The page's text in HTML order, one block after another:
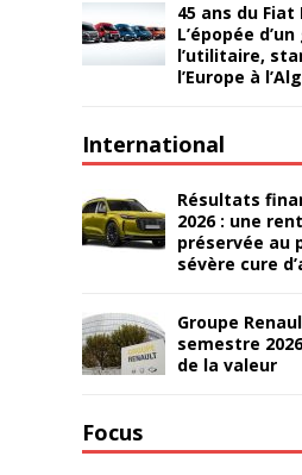
45 ans du Fiat
L’épopée
l’utilitaire,
l’Europe à
International
Résultats
2026 : une
préservée au
sévère cure
Groupe
semestre
de la valeur
Focus